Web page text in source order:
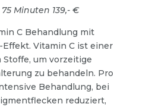
Minuten 139,- €
C Behandlung mit
Vitamin C ist einer
um vorzeitige
zu behandeln. Pro
Behandlung, bei
reduziert,